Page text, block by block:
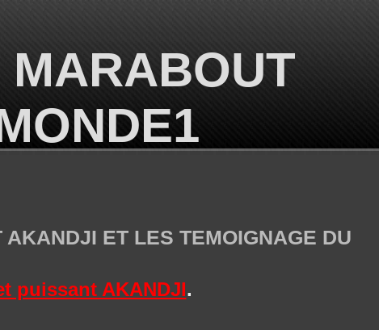
ET LES TEMOIGNAGE DU
puissant AKANDJI.